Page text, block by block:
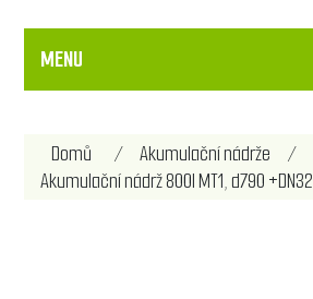
MENU
Domů / Akumulační nádrže
/
Akumulační nádrž 800l MT1, d790 +DN32
Název atributu